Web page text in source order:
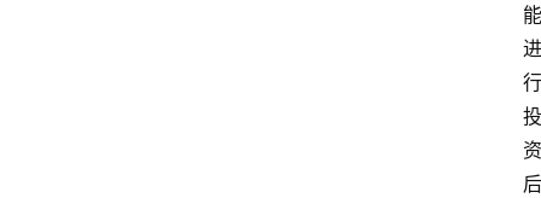
能
进
行
投
资
后